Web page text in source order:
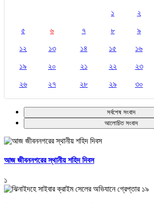
১ ২
৫ ৬ ৭ ৮ ৯
১২ ১৩ ১৪ ১৫ ১৬
১৯ ২০ ২১ ২২ ২৩
২৬ ২৭ ২৮ ২৯ ৩০
সর্বশেষ সংবাদ
আলোচিত সংবাদ
আজ জীবননগরের স্থানীয় শহিদ দিবস
১